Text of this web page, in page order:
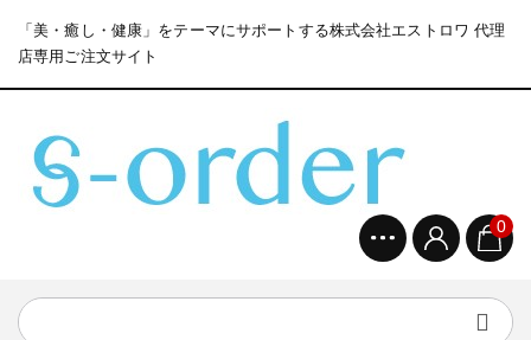
「美・癒し・健康」をテーマにサポートする株式会社エストロワ 代理
店専用ご注文サイト
0